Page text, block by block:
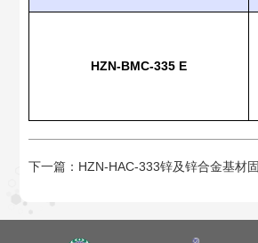
HZN-BMC-335 E
下一篇： HZN-HAC-333锌及锌合金基材